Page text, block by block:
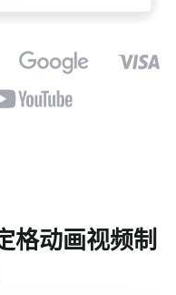
格动画视频制